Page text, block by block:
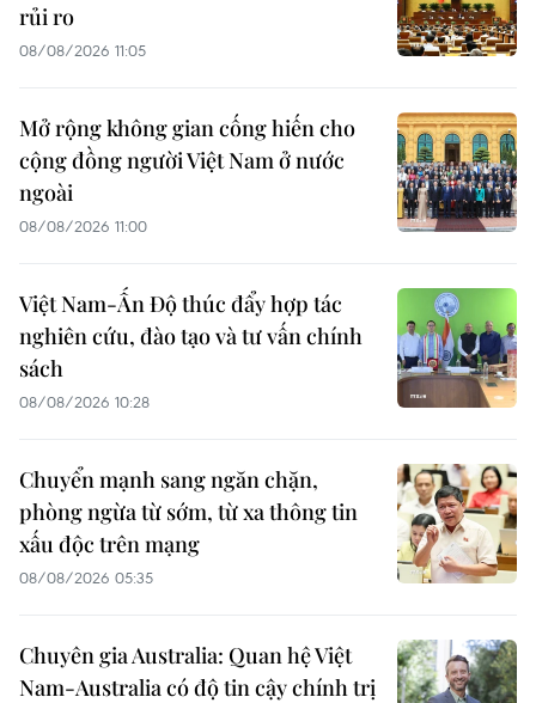
rủi ro
08/08/2026 11:05
Mở rộng không gian cống hiến cho
cộng đồng người Việt Nam ở nước
ngoài
08/08/2026 11:00
Việt Nam-Ấn Độ thúc đẩy hợp tác
nghiên cứu, đào tạo và tư vấn chính
sách
08/08/2026 10:28
Chuyển mạnh sang ngăn chặn,
phòng ngừa từ sớm, từ xa thông tin
xấu độc trên mạng
08/08/2026 05:35
Chuyên gia Australia: Quan hệ Việt
Nam-Australia có độ tin cậy chính trị